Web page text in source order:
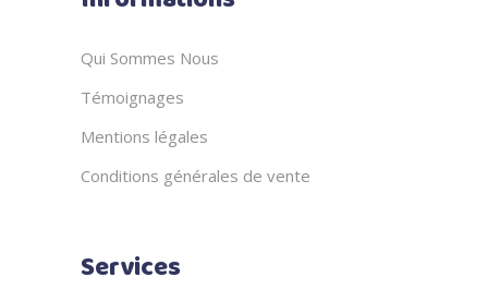
Qui Sommes Nous
Témoignages
Mentions légales
Conditions générales de vente
Services